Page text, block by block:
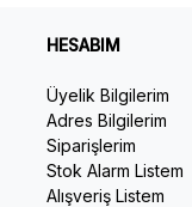
HESABIM
Üyelik Bilgilerim
Adres Bilgilerim
Siparişlerim
Stok Alarm Listem
Alışveriş Listem